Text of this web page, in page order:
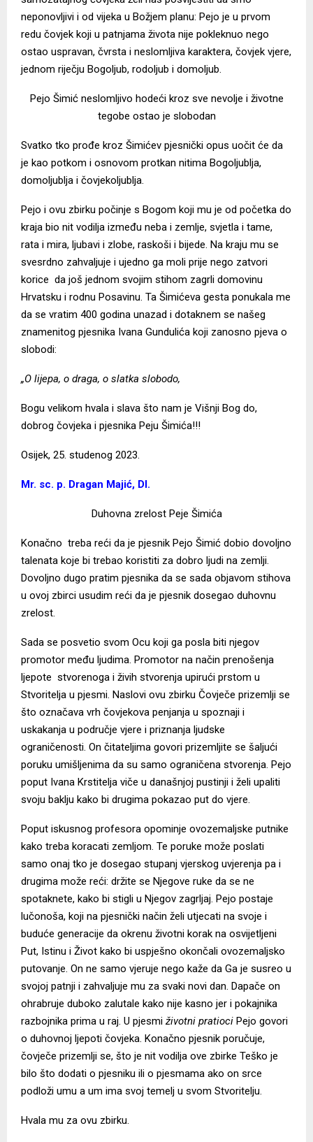
neponovljivi i od vijeka u Božjem planu: Pejo je u prvom
redu čovjek koji u patnjama života nije pokleknuo nego
ostao uspravan, čvrsta i neslomljiva karaktera, čovjek vjere,
jednom riječju Bogoljub, rodoljub i domoljub.
Pejo Šimić neslomljivo hodeći kroz sve nevolje i životne
tegobe ostao je slobodan
Svatko tko prođe kroz Šimićev pjesnički opus uočit će da
je kao potkom i osnovom protkan nitima Bogoljublja,
domoljublja i čovjekoljublja.
Pejo i ovu zbirku počinje s Bogom koji mu je od početka do
kraja bio nit vodilja između neba i zemlje, svjetla i tame,
rata i mira, ljubavi i zlobe, raskoši i bijede. Na kraju mu se
svesrdno zahvaljuje i ujedno ga moli prije nego zatvori
korice da još jednom svojim stihom zagrli domovinu
Hrvatsku i rodnu Posavinu. Ta Šimićeva gesta ponukala me
da se vratim 400 godina unazad i dotaknem se našeg
znamenitog pjesnika Ivana Gundulića koji zanosno pjeva o
slobodi:
„O lijepa, o draga, o slatka slobodo,
Bogu velikom hvala i slava što nam je Višnji Bog do,
dobrog čovjeka i pjesnika Peju Šimića!!!
Osijek, 25. studenog 2023.
Mr. sc. p. Dragan Majić, DI.
Duhovna zrelost Peje Šimića
Konačno treba reći da je pjesnik Pejo Šimić dobio dovoljno
talenata koje bi trebao koristiti za dobro ljudi na zemlji.
Dovoljno dugo pratim pjesnika da se sada objavom stihova
u ovoj zbirci usudim reći da je pjesnik dosegao duhovnu
zrelost.
Sada se posvetio svom Ocu koji ga posla biti njegov
promotor među ljudima. Promotor na način prenošenja
ljepote stvorenoga i živih stvorenja upirući prstom u
Stvoritelja u pjesmi. Naslovi ovu zbirku Čovječe prizemlji se
što označava vrh čovjekova penjanja u spoznaji i
uskakanja u područje vjere i priznanja ljudske
ograničenosti. On čitateljima govori prizemljite se šaljući
poruku umišljenima da su samo ograničena stvorenja. Pejo
poput Ivana Krstitelja viče u današnjoj pustinji i želi upaliti
svoju baklju kako bi drugima pokazao put do vjere.
Poput iskusnog profesora opominje ovozemaljske putnike
kako treba koracati zemljom. Te poruke može poslati
samo onaj tko je dosegao stupanj vjerskog uvjerenja pa i
drugima može reći: držite se Njegove ruke da se ne
spotaknete, kako bi stigli u Njegov zagrljaj. Pejo postaje
lučonoša, koji na pjesnički način želi utjecati na svoje i
buduće generacije da okrenu životni korak na osvijetljeni
Put, Istinu i Život kako bi uspješno okončali ovozemaljsko
putovanje. On ne samo vjeruje nego kaže da Ga je susreo u
svojoj patnji i zahvaljuje mu za svaki novi dan. Dapače on
ohrabruje duboko zalutale kako nije kasno jer i pokajnika
razbojnika prima u raj. U pjesmi životni pratioci Pejo govori
o duhovnoj ljepoti čovjeka. Konačno pjesnik poručuje,
čovječe prizemlji se, što je nit vodilja ove zbirke Teško je
bilo što dodati o pjesniku ili o pjesmama ako on srce
podloži umu a um ima svoj temelj u svom Stvoritelju.
Hvala mu za ovu zbirku.